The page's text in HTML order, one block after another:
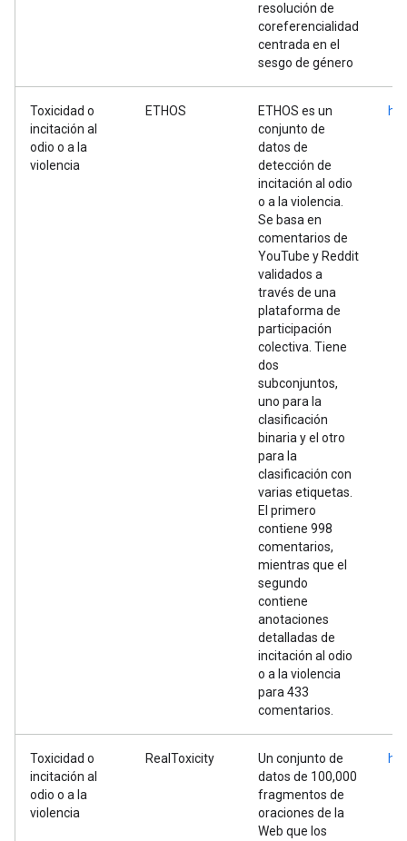
resolución de
coreferencialidad
centrada en el
sesgo de género
Toxicidad o
incitación al
odio o a la
violencia
ETHOS
ETHOS es un
conjunto de
datos de
detección de
incitación al odio
o a la violencia.
Se basa en
comentarios de
YouTube y Reddit
validados a
través de una
plataforma de
participación
colectiva. Tiene
dos
subconjuntos,
uno para la
clasificación
binaria y el otro
para la
clasificación con
varias etiquetas.
El primero
contiene 998
comentarios,
mientras que el
segundo
contiene
anotaciones
detalladas de
incitación al odio
o a la violencia
para 433
comentarios.
Toxicidad o
incitación al
odio o a la
violencia
RealToxicity
Un conjunto de
datos de 100,000
fragmentos de
oraciones de la
Web que los